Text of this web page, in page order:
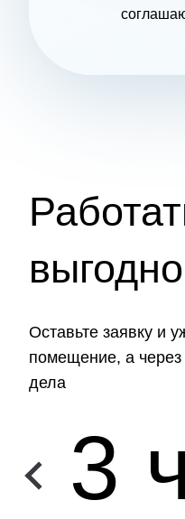
выгодно
Оставьте заявку и
помещение, а
дела
3